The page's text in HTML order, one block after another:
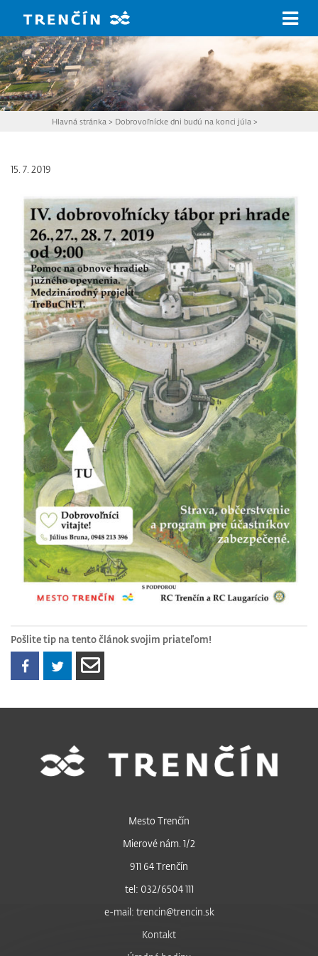
Hlavná stránka > Dobrovoľnícke dni budú na konci júla >
15. 7. 2019
Pošlite tip na tento článok svojim priateľom!
Mesto Trenčín
Mierové nám. 1/2
911 64 Trenčín
tel: 032/6504 111
e-mail: trencin@trencin.sk
Kontakt